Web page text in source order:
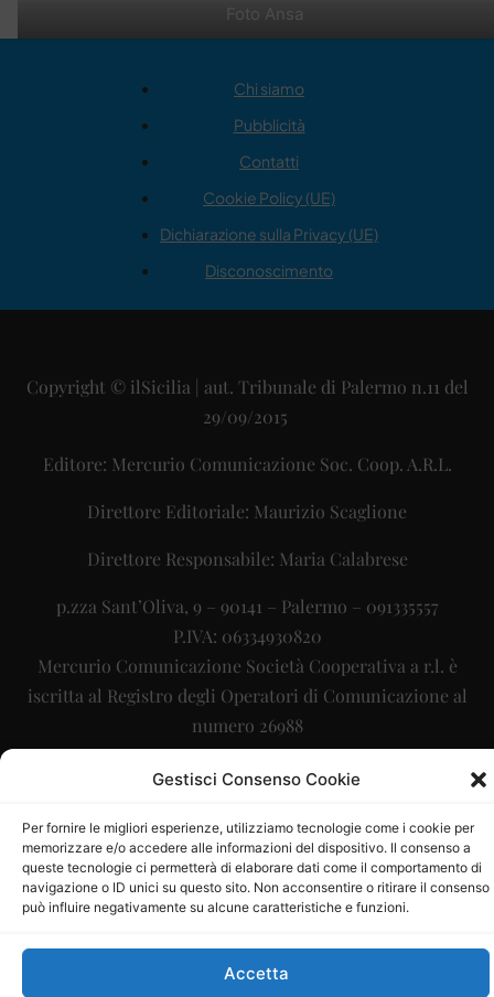
Gestisci Consenso Cookie
Per fornire le migliori esperienze, utilizziamo tecnologie come i cookie per
memorizzare e/o accedere alle informazioni del dispositivo. Il consenso a
queste tecnologie ci permetterà di elaborare dati come il comportamento di
navigazione o ID unici su questo sito. Non acconsentire o ritirare il consenso
può influire negativamente su alcune caratteristiche e funzioni.
Accetta
Foto Ansa
Chi siamo
Pubblicità
Contatti
Cookie Policy (UE)
Dichiarazione sulla Privacy (UE)
Disconoscimento
Copyright © ilSicilia | aut. Tribunale di Palermo n.11 del
29/09/2015
Editore: Mercurio Comunicazione Soc. Coop. A.R.L.
Direttore Editoriale: Maurizio Scaglione
Direttore Responsabile: Maria Calabrese
p.zza Sant’Oliva, 9 – 90141 – Palermo – 091335557
P.IVA: 06334930820
Mercurio Comunicazione Società Cooperativa a r.l. è
iscritta al Registro degli Operatori di Comunicazione al
numero 26988
Sito gestito daLa Digitale srl– info@ladigitale.it